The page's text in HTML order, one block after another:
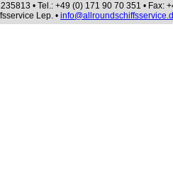
• Tel.: +49 (0) 171 90 70 351 • Fax:
Lep. •